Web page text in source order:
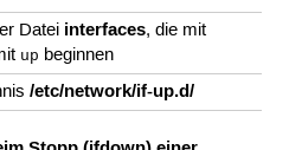
Datei interfaces, die mit
up beginnen
/etc/network/if-up.d/